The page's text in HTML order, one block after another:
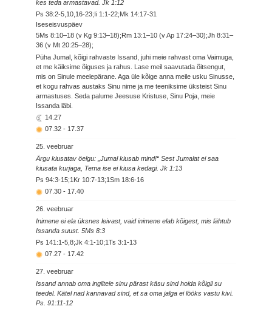
kes teda armastavad. Jk 1:12
Ps 38:2-5,10,16-23;Ii 1:1-22;Mk 14:17-31
Iseseisvuspäev
5Ms 8:10–18 (v Kg 9:13–18);Rm 13:1–10 (v Ap 17:24–30);Jh 8:31–
36 (v Mt 20:25–28);
Püha Jumal, kõigi rahvaste Issand, juhi meie rahvast oma Vaimuga,
et me käiksime õiguses ja rahus. Lase meil saavutada õitsengut,
mis on Sinule meelepärane. Aga üle kõige anna meile usku Sinusse,
et kogu rahvas austaks Sinu nime ja me teeniksime üksteist Sinu
armastuses. Seda palume Jeesuse Kristuse, Sinu Poja, meie
Issanda läbi.
14.27
07.32 - 17.37
25. veebruar
Ärgu kiusatav öelgu: „Jumal kiusab mind!“ Sest Jumalat ei saa
kiusata kurjaga, Tema ise ei kiusa kedagi. Jk 1:13
Ps 94:3-15;1Kr 10:7-13;1Sm 18:6-16
07.30 - 17.40
26. veebruar
Inimene ei ela üksnes leivast, vaid inimene elab kõigest, mis lähtub
Issanda suust. 5Ms 8:3
Ps 141:1-5,8;Jk 4:1-10;1Ts 3:1-13
07.27 - 17.42
27. veebruar
Issand annab oma inglitele sinu pärast käsu sind hoida kõigil su
teedel. Kätel nad kannavad sind, et sa oma jalga ei lööks vastu kivi.
Ps. 91:11-12